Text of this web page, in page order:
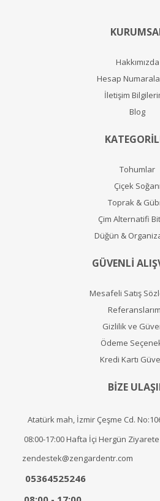
Hakkımızda
Hesap
İletişim
Blog
Tohumlar
Çiçek Soğanı
Toprak &
Çim Alternatifi
Düğün &
GÜVENLİ
Mesafeli Satış
Gizlilik ve
Ödeme
Kredi Kartı
BİZE
Atatürk mah, İzmir Çeşme Cd.
08:00-17:00 Hafta İçi Hergün Ziyarete
zendestek@zengardentr.com
05364525246